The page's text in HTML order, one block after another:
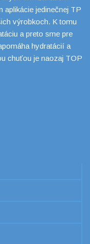
jedinečnej TP
výrobkoch. K tomu
a preto sme pre
hydratácií a
chuťou je naozaj TOP